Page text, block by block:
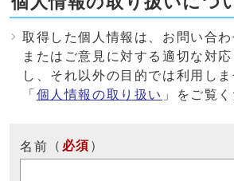
取得した個人情報は、お問い合わ
またはご意見に対する適切な対
し、それ以外の目的では利用し
「 個人情報の取り扱い 」をご覧
名前 （ 必須 ）